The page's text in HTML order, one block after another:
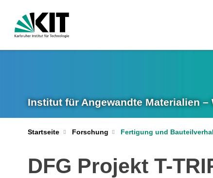
Institut für Angewandte Materialien –
Startseite Forschung Fertigung und
DFG Projekt T-